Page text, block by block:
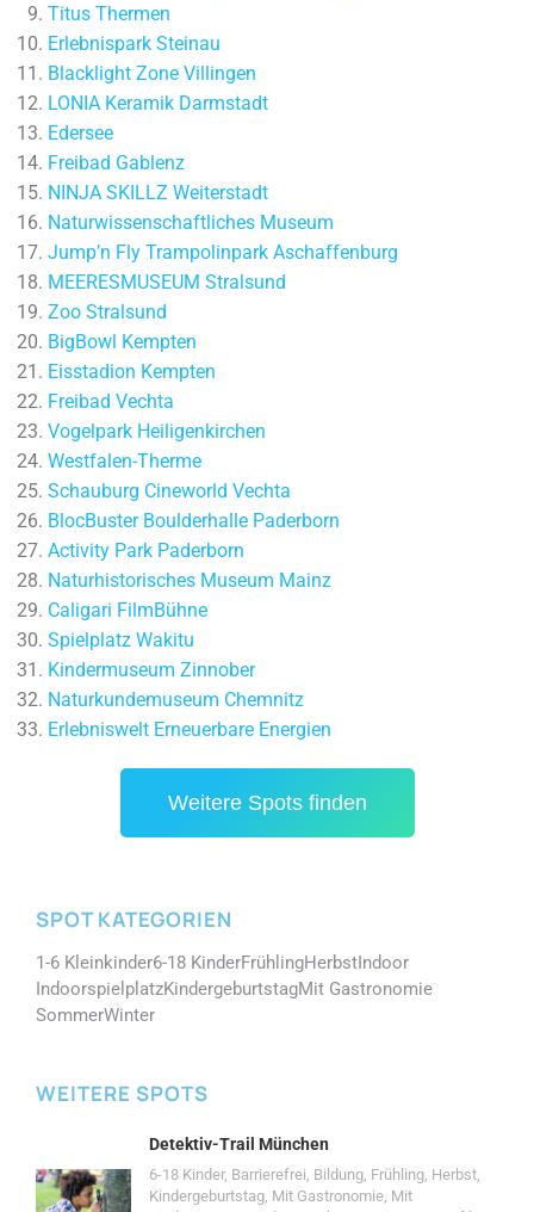
Titus Thermen
Erlebnispark Steinau
Blacklight Zone Villingen
LONIA Keramik Darmstadt
Edersee
Freibad Gablenz
NINJA SKILLZ Weiterstadt
Naturwissenschaftliches Museum
Jump’n Fly Trampolinpark Aschaffenburg
MEERESMUSEUM Stralsund
Zoo Stralsund
BigBowl Kempten
Eisstadion Kempten
Freibad Vechta
Vogelpark Heiligenkirchen
Westfalen-Therme
Schauburg Cineworld Vechta
BlocBuster Boulderhalle Paderborn
Activity Park Paderborn
Naturhistorisches Museum Mainz
Caligari FilmBühne
Spielplatz Wakitu
Kindermuseum Zinnober
Naturkundemuseum Chemnitz
Erlebniswelt Erneuerbare Energien
Weitere Spots finden
SPOT KATEGORIEN
1-6 Kleinkinder6-18 KinderFrühlingHerbstIndoor
IndoorspielplatzKindergeburtstagMit Gastronomie
SommerWinter
WEITERE SPOTS
Detektiv-Trail München
6-18 Kinder, Barrierefrei, Bildung, Frühling, Herbst,
Kindergeburtstag, Mit Gastronomie, Mit